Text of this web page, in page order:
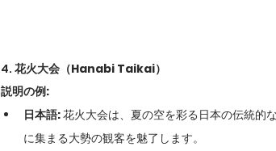
4. 花火大会（Hanabi Taikai）
説明の例:
日本語: 花火大会は、夏の空を彩る日本の伝統的
に集まる大勢の観客を魅了します。